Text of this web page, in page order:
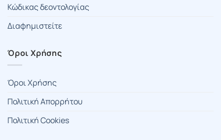
Κώδικας δεοντολογίας
Διαφημιστείτε
Όροι Χρήσης
Όροι Χρήσης
Πολιτική Απορρήτου
Πολιτική Cookies